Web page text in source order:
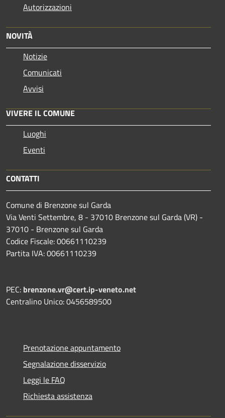
Autorizzazioni
NOVITÀ
Notizie
Comunicati
Avvisi
VIVERE IL COMUNE
Luoghi
Eventi
CONTATTI
Comune di Brenzone sul Garda
Via Venti Settembre, 8 - 37010 Brenzone sul Garda (VR) -
37010 - Brenzone sul Garda
Codice Fiscale: 00661110239
Partita IVA: 00661110239
PEC: brenzone.vr@cert.ip-veneto.net
Centralino Unico: 0456589500
Prenotazione appuntamento
Segnalazione disservizio
Leggi le FAQ
Richiesta assistenza